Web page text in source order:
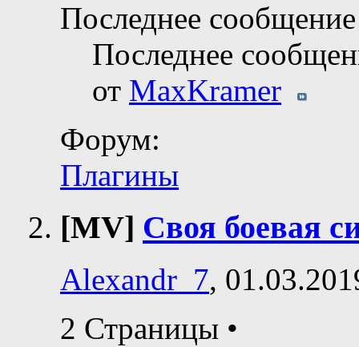
Последнее
Последнее
от MaxKramer
Форум:
Плагины
[MV] Своя боевая
Alexandr_7,
2 Страницы •